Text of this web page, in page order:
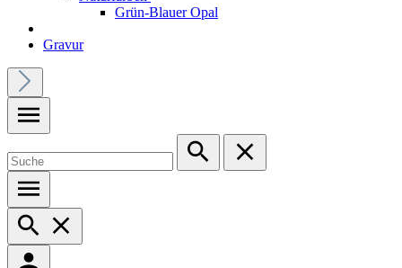
Grün-Blauer Opal
Gravur